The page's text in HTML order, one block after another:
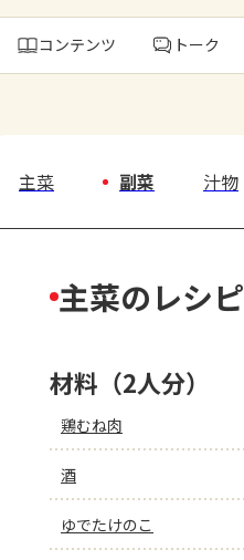
コンテンツ トーク
主菜 副菜 汁物
主菜のレシピ
材料（2人分）
鶏むね肉
酒
ゆでたけのこ